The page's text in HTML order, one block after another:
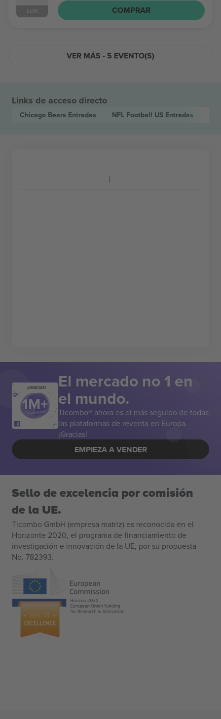
LUN
COMPRAR
VER MÁS - 5 EVENTO(S)
Links de acceso directo
Chicago Bears Entradas NFL Football US Entradas
¡GRACIAS! El mercado no 1 en
el mundo.
Ticombo® ahora es el más seguido de todas
las plataformas de reventa en Europa.
¡Gracias!
EMPIEZA A VENDER
Sello de excelencia por comisión
de la UE.
Ticombo GmbH (empresa matriz) es reconocida en el
Horizonte 2020, el programa de financiamiento de
investigación e innovación de la UE, por su propuesta
No. 782393.